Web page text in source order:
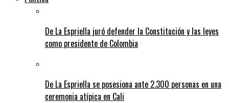
De La Espriella juró defender la Constitución y las leyes
como presidente de Colombia
De La Espriella se posesiona ante 2.300 personas en una
ceremonia atípica en Cali